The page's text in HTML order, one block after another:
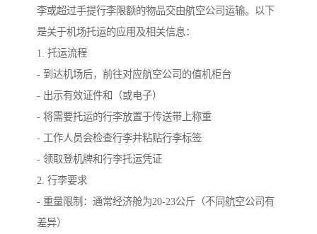
李或超过手提行李限额的物品交由航空公司运输。以下
是关于机场托运的应用及相关信息：
1. 托运流程
- 到达机场后，前往对应航空公司的值机柜台
- 出示有效证件和（或电子）
- 将需要托运的行李放置于传送带上称重
- 工作人员会检查行李并粘贴行李标签
- 领取登机牌和行李托运凭证
2. 行李要求
- 重量限制：通常经济舱为20-23公斤（不同航空公司有
差异）